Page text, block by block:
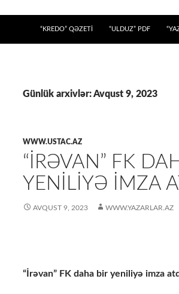
“KREDO” QƏZETİ
“ULDUZ” PDF
Günlük arxivlər: Avqust 9, 2023
WWW.USTAC.AZ
“İRƏVAN” FK
YENILIYƏ IMZA
AVQUST 9, 2023 WWW.YAZARLAR.AZ
“İrəvan” FK daha bir yeniliyə imza